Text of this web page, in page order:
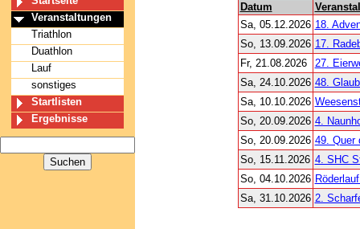
Veranstaltungen
Triathlon
Duathlon
Lauf
sonstiges
Startlisten
Ergebnisse
Datum
Sa, 05.12.2026 18.
So, 13.09.2026 17.
Fr, 21.08.2026
27.
Sa, 24.10.2026 48.
Sa, 10.10.2026
So, 20.09.2026 4.
So, 20.09.2026 49. Quer
So, 15.11.2026 4. SHC
So, 04.10.2026
Sa, 31.10.2026 2.